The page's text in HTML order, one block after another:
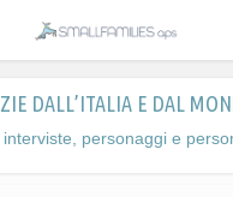
DALL’ITALIA E DAL
interviste, personaggi e